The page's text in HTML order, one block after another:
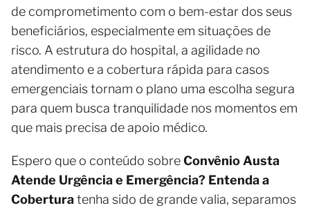
de comprometimento com o bem-estar dos seus
beneficiários, especialmente em situações de
risco. A estrutura do hospital, a agilidade no
atendimento e a cobertura rápida para casos
emergenciais tornam o plano uma escolha segura
para quem busca tranquilidade nos momentos em
que mais precisa de apoio médico.
Espero que o conteúdo sobreConvênio Austa
Atende Urgência e Emergência? Entenda a
Coberturatenha sido de grande valia, separamos